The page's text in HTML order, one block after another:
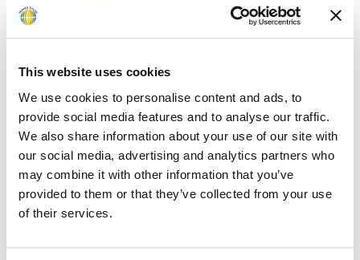
This website uses cookies
We use cookies to personalise content and ads, to
provide social media features and to analyse our traffic.
We also share information about your use of our site with
our social media, advertising and analytics partners who
may combine it with other information that you’ve
provided to them or that they’ve collected from your use
of their services.
USA
Vereinigtes Königreich
Zypern
Golfrundreisen
Golf in den kanadischen Rockies
USA „R. Trent Jones Golf Trail“
USA (Golf und Nationalparks)
Südafrika Golf-Safari
Golf- und Erlebnisreise Vietnam
Hongkong und Mission Hills
Golf- und Kulturreise Thailand
Golf in den kanadischen atlantischen Provinzen
Kontakt